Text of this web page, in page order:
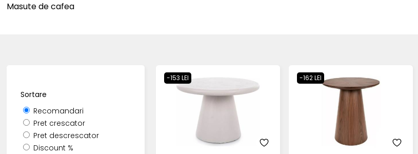
Masute de cafea
Sortare
Recomandari
Pret crescator
Pret descrescator
Discount %
-153 LEI -162 LEI